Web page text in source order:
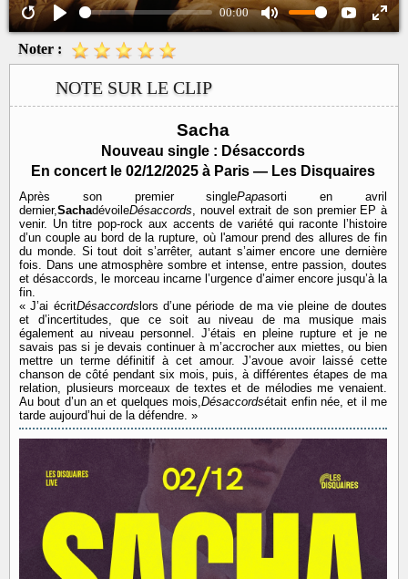
00:00
Noter :
NOTE SUR LE CLIP
Sacha
Nouveau single : Désaccords
En concert le 02/12/2025 à Paris — Les Disquaires
Après son premier singlePapasorti en avril
dernier,SachadévoileDésaccords, nouvel extrait de son premier EP à
venir. Un titre pop-rock aux accents de variété qui raconte l’histoire
d’un couple au bord de la rupture, où l'amour prend des allures de fin
du monde. Si tout doit s’arrêter, autant s’aimer encore une dernière
fois. Dans une atmosphère sombre et intense, entre passion, doutes
et désaccords, le morceau incarne l’urgence d’aimer encore jusqu’à la
fin.
« J’ai écritDésaccords lors d’une période de ma vie pleine de doutes
et d’incertitudes, que ce soit au niveau de ma musique mais
également au niveau personnel. J’étais en pleine rupture et je ne
savais pas si je devais continuer à m’accrocher aux miettes, ou bien
mettre un terme définitif à cet amour. J’avoue avoir laissé cette
chanson de côté pendant six mois, puis, à différentes étapes de ma
relation, plusieurs morceaux de textes et de mélodies me venaient.
Au bout d’un an et quelques mois,Désaccordsétait enfin née, et il me
tarde aujourd’hui de la défendre. »